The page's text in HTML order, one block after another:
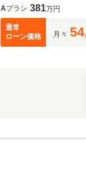
Aプラン 381万円
通常
ローン価格
月々